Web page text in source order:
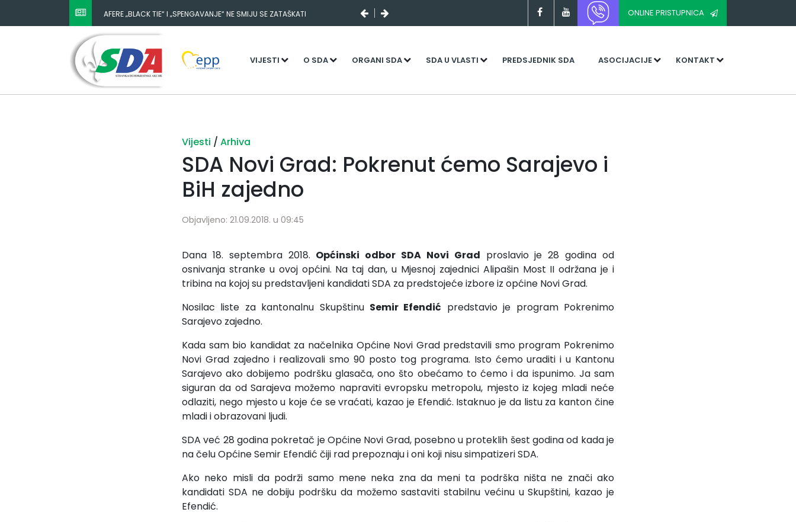
AFERE „BLACK TIE“ I „SPENGAVANJE“ NE SMIJU SE ZATAŠKATI ONLINE PRISTUPNICA
VIJESTI O SDA ORGANI SDA SDA U VLASTI PREDSJEDNIK SDA ASOCIJACIJE KONTAKT
Vijesti / Arhiva
SDA Novi Grad: Pokrenut ćemo Sarajevo i
BiH zajedno
Objavljeno: 21.09.2018. u 09:45
Dana 18. septembra 2018. Općinski odbor SDA Novi Grad proslavio je 28 godina od
osnivanja stranke u ovoj općini. Na taj dan, u Mjesnoj zajednici Alipašin Most II održana je i
tribina na kojoj su predstavljeni kandidati SDA za predstojeće izbore iz općine Novi Grad.
Nosilac liste za kantonalnu Skupštinu Semir Efendić predstavio je program Pokrenimo
Sarajevo zajedno.
Kada sam bio kandidat za načelnika Općine Novi Grad predstavili smo program Pokrenimo
Novi Grad zajedno i realizovali smo 90 posto tog programa. Isto ćemo uraditi i u Kantonu
Sarajevo ako dobijemo podršku glasača, ono što obećamo to ćemo i da ispunimo. Ja sam
siguran da od Sarajeva možemo napraviti evropsku metropolu, mjesto iz kojeg mladi neće
odlaziti, nego mjesto u koje će se vraćati, kazao je Efendić. Istaknuo je da listu za kanton čine
mladi i obrazovani ljudi.
SDA već 28 godina pokretač je Općine Novi Grad, posebno u proteklih šest godina od kada je
na čelu Općine Semir Efendić čiji rad prepoznaju i oni koji nisu simpatizeri SDA.
Ako neko misli da podrži samo mene neka zna da meni ta podrška ništa ne znači ako
kandidati SDA ne dobiju podršku da možemo sastaviti stabilnu većinu u Skupštini, kazao je
Efendić.